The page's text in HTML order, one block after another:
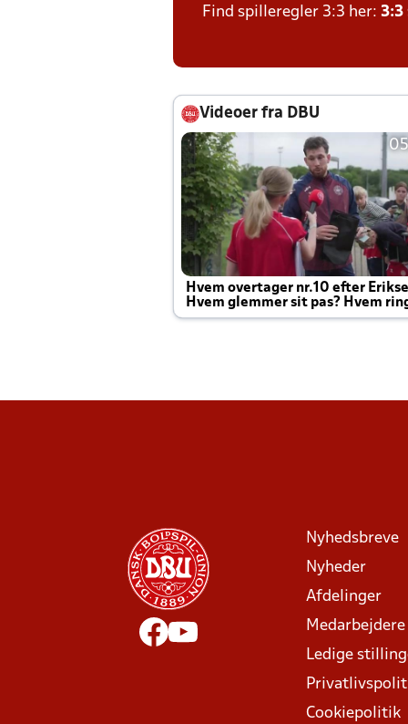
Find spilleregler 3:3 her: 3:3
Videoer fra DBU
Hvem overtager nr.10 efter
Hvem glemmer sit pas? Hvem
Joachim altid til efter kampe?
Nyhedsbreve
Nyheder
Afdelinger
Medarbejdere
Ledige
Cookiepolitik